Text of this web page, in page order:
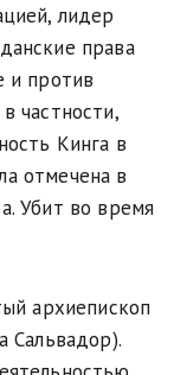
лидер
права
и против
частности,
Кинга в
отмечена в
Убит во время
архиепископ
Сальвадор).